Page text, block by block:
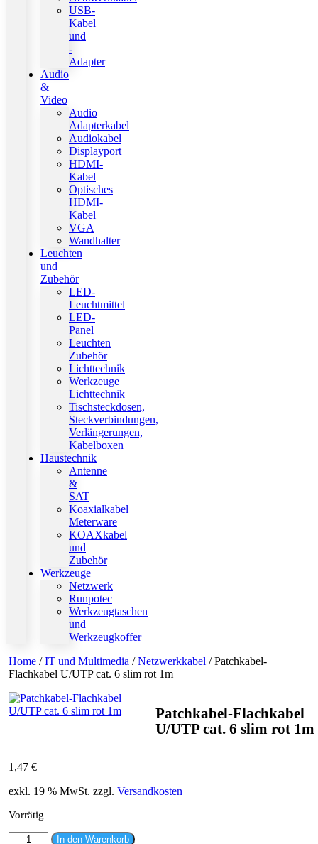
USB-
Kabel
und
-
Adapter
Audio
&
Video
Audio
Adapterkabel
Audiokabel
Displayport
HDMI-
Kabel
Optisches
HDMI-
Kabel
VGA
Wandhalter
Leuchten
und
Zubehör
LED-
Leuchtmittel
LED-
Panel
Leuchten
Zubehör
Lichttechnik
Werkzeuge
Lichttechnik
Tischsteckdosen,
Steckverbindungen,
Verlängerungen,
Kabelboxen
Haustechnik
Antenne
&
SAT
Koaxialkabel
Meterware
KOAXkabel
und
Zubehör
Werkzeuge
Netzwerk
Runpotec
Werkzeugtaschen
und
Werkzeugkoffer
Home /IT und Multimedia /Netzwerkkabel / Patchkabel-
Flachkabel U/UTP cat. 6 slim rot 1m
Patchkabel-Flachkabel
U/UTP cat. 6 slim rot 1m
1,47 €
exkl. 19 % MwSt. zzgl. Versandkosten
Vorrätig
Patchkabel-In den Warenkorb